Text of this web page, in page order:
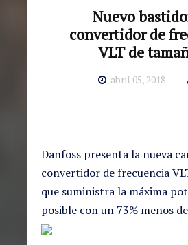
Nuevo
convertidor de
VLT de
abril 05, 2018
Danfoss presenta la nueva
convertidor de frecuencia
que suministra la máxima
posible con un 73% menos